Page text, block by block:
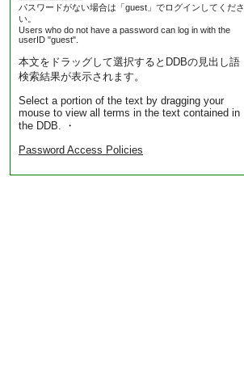
パスワードがない場合は「guest」でログインしてくださ
い。
Users who do not have a password can log in with the
userID "guest".
本文をドラッグして選択するとDDBの見出し語
検索結果が表示されます。
Select a portion of the text by dragging your
mouse to view all terms in the text contained in
the DDB. ・
Password Access Policies